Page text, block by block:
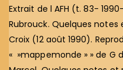
Extrait de l AFH (t. 83-
Rubrouck. Quelques
Croix (12 août 1990).
« »mappemonde » » de G